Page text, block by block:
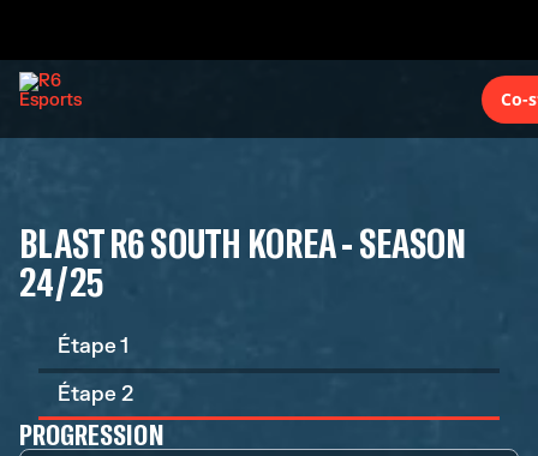
Co-
BLAST R6 SOUTH KOREA - SEASON
24/25
Étape 1
Étape 2
PROGRESSION